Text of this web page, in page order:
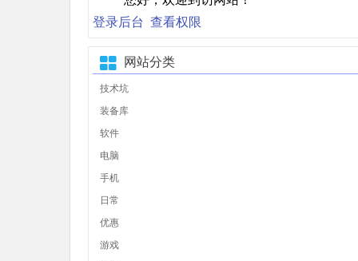
登录后台 查看权限
网站分类
技术坑
装备库
软件
电脑
手机
日常
优惠
游戏